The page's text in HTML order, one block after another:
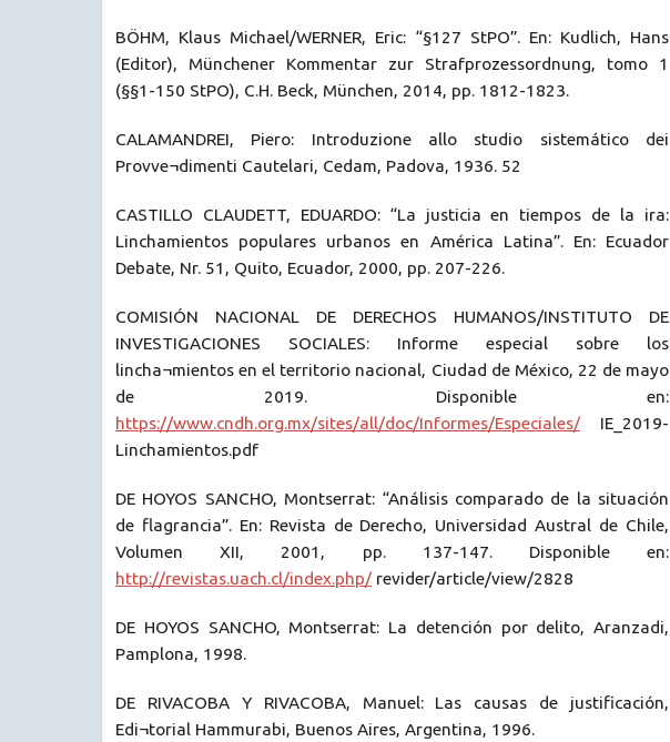
BÖHM, Klaus Michael/WERNER, Eric: “§127 StPO”. En: Kudlich, Hans
(Editor), Münchener Kommentar zur Strafprozessordnung, tomo 1
(§§1-150 StPO), C.H. Beck, München, 2014, pp. 1812-1823.
CALAMANDREI, Piero: Introduzione allo studio sistemático dei
Provve¬dimenti Cautelari, Cedam, Padova, 1936. 52
CASTILLO CLAUDETT, EDUARDO: “La justicia en tiempos de la ira:
Linchamientos populares urbanos en América Latina”. En: Ecuador
Debate, Nr. 51, Quito, Ecuador, 2000, pp. 207-226.
COMISIÓN NACIONAL DE DERECHOS HUMANOS/INSTITUTO DE
INVESTIGACIONES SOCIALES: Informe especial sobre los
lincha¬mientos en el territorio nacional, Ciudad de México, 22 de mayo
de 2019. Disponible en:
https://www.cndh.org.mx/sites/all/doc/Informes/Especiales/ IE_2019-
Linchamientos.pdf
DE HOYOS SANCHO, Montserrat: “Análisis comparado de la situación
de flagrancia”. En: Revista de Derecho, Universidad Austral de Chile,
Volumen XII, 2001, pp. 137-147. Disponible en:
http://revistas.uach.cl/index.php/ revider/article/view/2828
DE HOYOS SANCHO, Montserrat: La detención por delito, Aranzadi,
Pamplona, 1998.
DE RIVACOBA Y RIVACOBA, Manuel: Las causas de justificación,
Edi¬torial Hammurabi, Buenos Aires, Argentina, 1996.